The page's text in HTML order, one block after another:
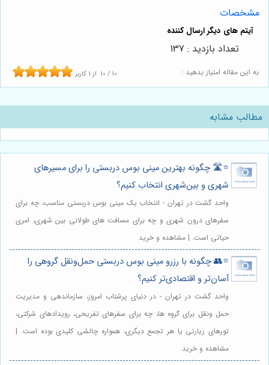
مشخصات
به این مقاله امتیاز بدهید : 10 / 10 از1 کاربر
تعداد بازدید : 137
مطالب مشابه
⭐️🛣️ چگونه بهترین مینی بوس دربستی را برای مسیرهای
شهری و بین‌شهری انتخاب کنیم؟
واحد گشت در تهران - انتخاب یک مینی بوس دربستی مناسب، چه برای
سفرهای درون شهری و چه برای مسافت های طولانی بین شهری، امری
حیاتی است. | مشاهده و خرید
⭐️👥 چگونه با رزرو مینی بوس دربستی حمل‌ونقل گروهی را
آسان‌تر و اقتصادی‌تر کنیم؟
واحد گشت در تهران - در دنیای پرشتاب امروز، سازماندهی و مدیریت
حمل ونقل برای گروه ها، چه برای سفرهای تفریحی، رویدادهای شرکتی،
تورهای زیارتی یا هر تجمع دیگری، همواره چالشی کلیدی بوده است. |
مشاهده و خرید